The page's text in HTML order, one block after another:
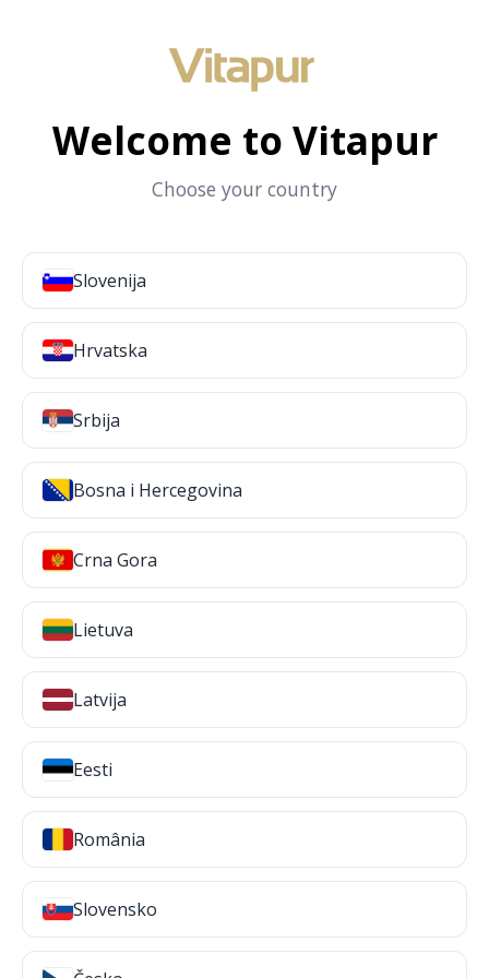
Welcome to Vitapur
Choose your country
Slovenija
Hrvatska
Srbija
Bosna i Hercegovina
Crna Gora
Lietuva
Latvija
Eesti
România
Slovensko